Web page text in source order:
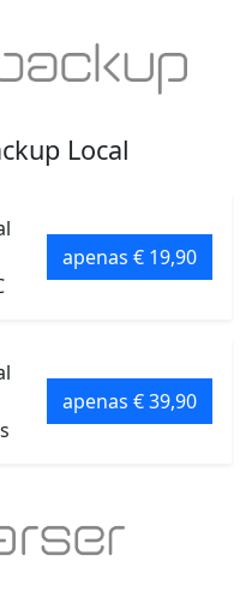
Local
apenas € 19,90
apenas € 39,90